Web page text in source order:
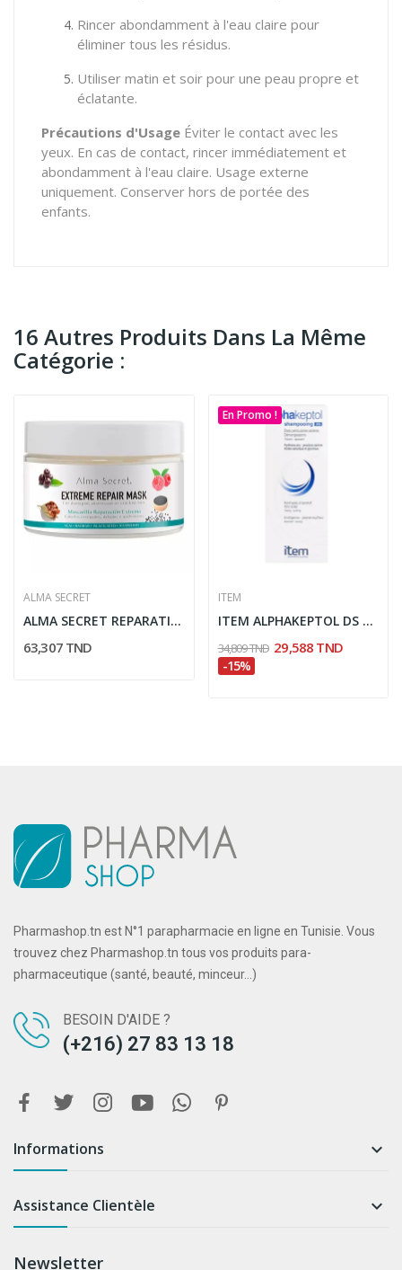
Rincer abondamment à l'eau claire pour
éliminer tous les résidus.
Utiliser matin et soir pour une peau propre et
éclatante.
Précautions d'Usage Éviter le contact avec les
yeux. En cas de contact, rincer immédiatement et
abondamment à l'eau claire. Usage externe
uniquement. Conserver hors de portée des
enfants.
16 Autres Produits Dans La Même
Catégorie :
ALMA SECRET
ALMA SECRET REPARATION MASQUE EXTREME 250ML
63,307 TND
En Promo !
ITEM
ITEM ALPHAKEPTOL DS SHAMPOOING ANTIPELLICULAIRE...
34,809 TND 29,588 TND
-15%
Pharmashop.tn est N°1 parapharmacie en ligne en Tunisie. Vous
trouvez chez Pharmashop.tn tous vos produits para-
pharmaceutique (santé, beauté, minceur...)
BESOIN D'AIDE ?
(+216) 27 83 13 18
Informations 
Assistance Clientèle 
Newsletter